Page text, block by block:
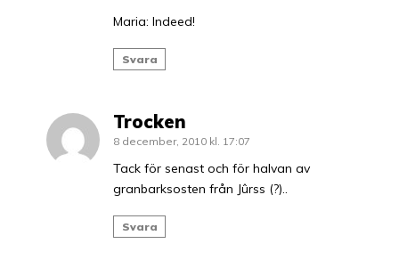
Maria: Indeed!
Svara
Trocken
8 december, 2010 kl. 17:07
Tack för senast och för halvan av
granbarksosten från Jûrss (?)..
Svara